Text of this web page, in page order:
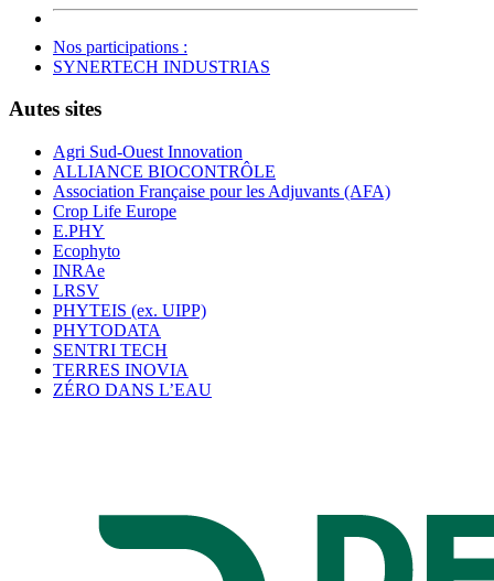
Nos participations :
SYNERTECH INDUSTRIAS
Autes sites
Agri Sud-Ouest Innovation
ALLIANCE BIOCONTRÔLE
Association Française pour les Adjuvants (AFA)
Crop Life Europe
E.PHY
Ecophyto
INRAe
LRSV
PHYTEIS (ex. UIPP)
PHYTODATA
SENTRI TECH
TERRES INOVIA
ZÉRO DANS L’EAU